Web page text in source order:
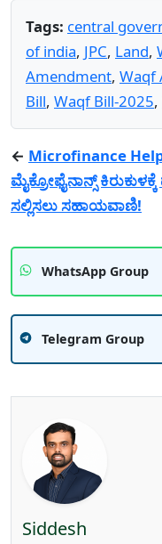
Tags: central
of india, JPC, Land,
Amendment, Waqf
Bill, Waqf Bill-2025,
← Microfinance
ಮೈಕ್ರೋಫೈನಾನ್ಸ್
ಸಲ್ಲಿಸಲು ಸಹಾಯವಾಣಿ!
WhatsApp Group
Telegram Group
Siddesh